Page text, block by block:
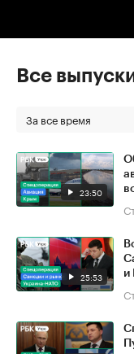
Все
За все время
23:50
25:53
и